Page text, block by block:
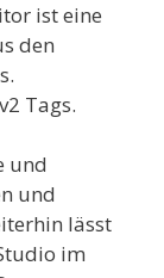
ist eine
den
Tags.
und
und
lässt
im